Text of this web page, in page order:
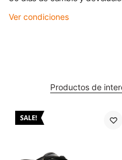
Ver condiciones
Productos de